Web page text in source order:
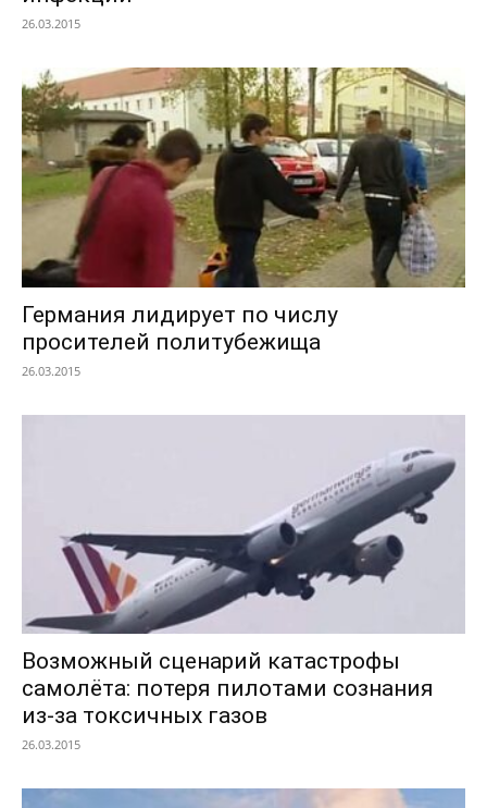
26.03.2015
Германия лидирует по числу
просителей политубежища
26.03.2015
Возможный сценарий катастрофы
самолёта: потеря пилотами сознания
из-за токсичных газов
26.03.2015